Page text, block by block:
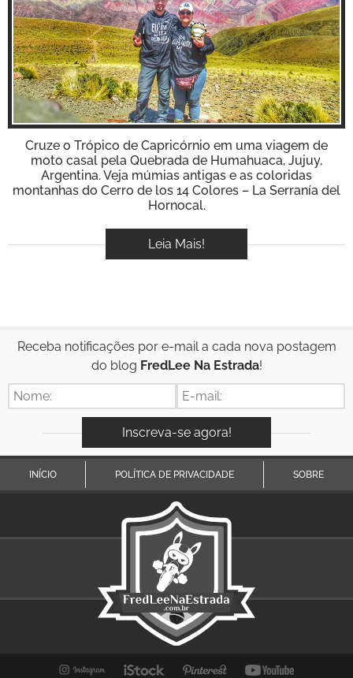
VÍDEOS
Inspire-se!
Cruze o Trópico de Capricórnio em uma viagem de
moto casal pela Quebrada de Humahuaca, Jujuy,
Argentina. Veja múmias antigas e as coloridas
montanhas do Cerro de los 14 Colores – La Serranía del
Hornocal.
Leia Mais!
Receba notificações por e-mail a cada nova postagem
do blog FredLee Na Estrada!
INÍCIO POLÍTICA DE PRIVACIDADE SOBRE